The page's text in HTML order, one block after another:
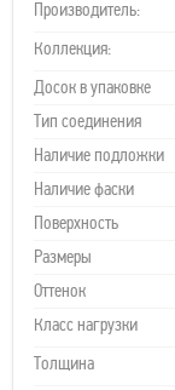
Производитель:
Коллекция:
Досок в упаковке
Тип соединения
Наличие подложки
Наличие фаски
Поверхность
Размеры
Оттенок
Класс нагрузки
Толщина